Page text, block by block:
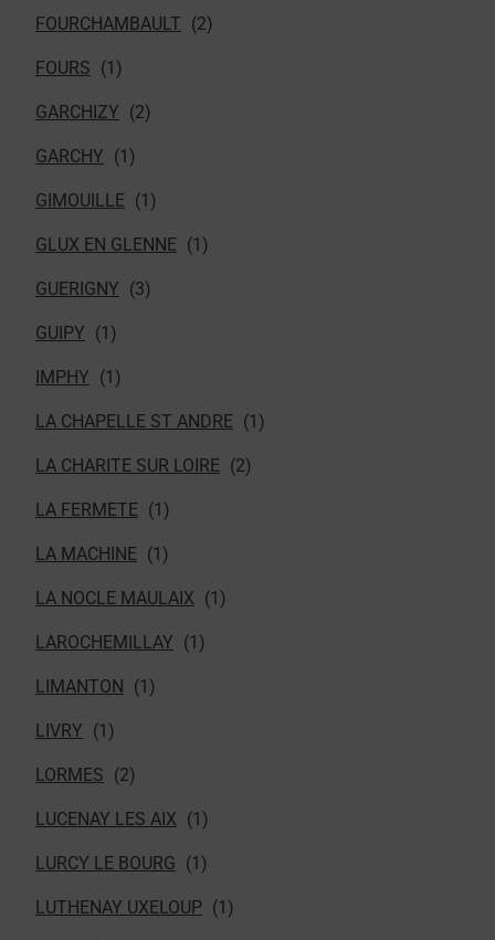
FOURCHAMBAULT
FOURS
GARCHIZY
GARCHY
GIMOUILLE
GLUX EN GLENNE
GUERIGNY
GUIPY
IMPHY
LA CHAPELLE ST ANDRE
LA CHARITE SUR LOIRE
LA FERMETE
LA MACHINE
LA NOCLE MAULAIX
LAROCHEMILLAY
LIMANTON
LIVRY
LORMES
LUCENAY LES AIX
LURCY LE BOURG
LUTHENAY UXELOUP